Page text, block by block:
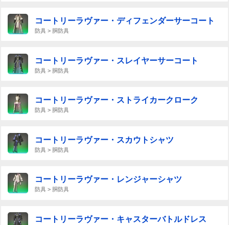
コートリーラヴァー・ディフェンダーサーコート
防具 > 胴防具
コートリーラヴァー・スレイヤーサーコート
防具 > 胴防具
コートリーラヴァー・ストライカークローク
防具 > 胴防具
コートリーラヴァー・スカウトシャツ
防具 > 胴防具
コートリーラヴァー・レンジャーシャツ
防具 > 胴防具
コートリーラヴァー・キャスターバトルドレス